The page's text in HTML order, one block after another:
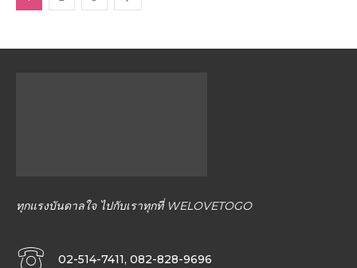
ทุกแรงบันดาลใจ ไปกับเราทุกที่ WELOVETOGO
02-514-7411, 082-828-9696